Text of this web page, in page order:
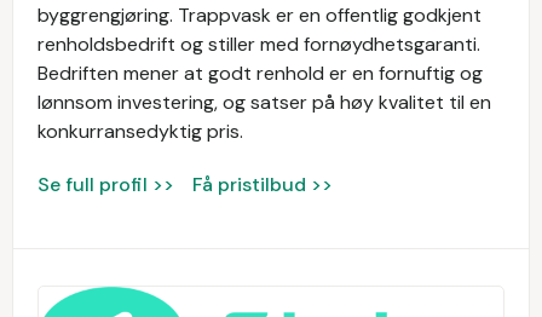
byggrengjøring. Trappvask er en offentlig godkjent
renholdsbedrift og stiller med fornøydhetsgaranti.
Bedriften mener at godt renhold er en fornuftig og
lønnsom investering, og satser på høy kvalitet til en
konkurransedyktig pris.
Se full profil >> Få pristilbud >>